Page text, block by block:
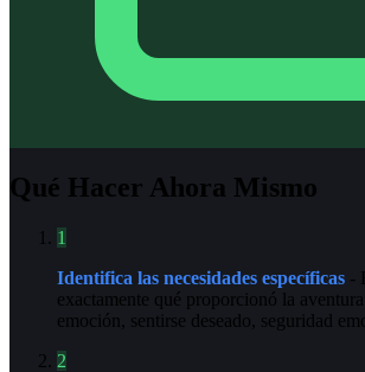
Qué Hacer Ahora Mismo
1
Identifica las necesidades específicas -
exactamente qué proporcionó la
emoción, sentirse deseado, seguridad
2